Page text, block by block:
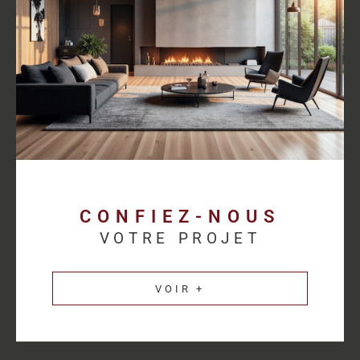
Découvrez lesannonces immobilières professionnelles au
Havreet bénéficiez d’un accompagnement sur mesure pour
concrétiser votre projet.
Une estimation
immobilière précise pour
parfaite connaissance du marché et des spécificités de chaque
secteur d’activité. HM Immo-Pro réalise des estimations fiables
CONFIEZ-NOUS
VOTRE PROJET
VOIR +